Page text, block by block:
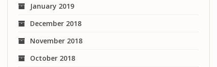
January 2019
December 2018
November 2018
October 2018